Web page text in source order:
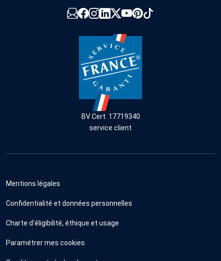
BV Cert. 17719340
service client
Mentions légales
Confidentialité et données personnelles
Charte d'éligibilité, éthique et usage
Paramétrer mes cookies